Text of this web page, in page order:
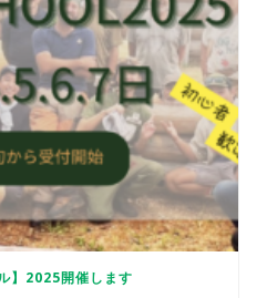
】2025開催します